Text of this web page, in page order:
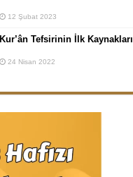
12 Şubat 2023
Kur’ân Tefsirinin İlk Kaynakları
24 Nisan 2022